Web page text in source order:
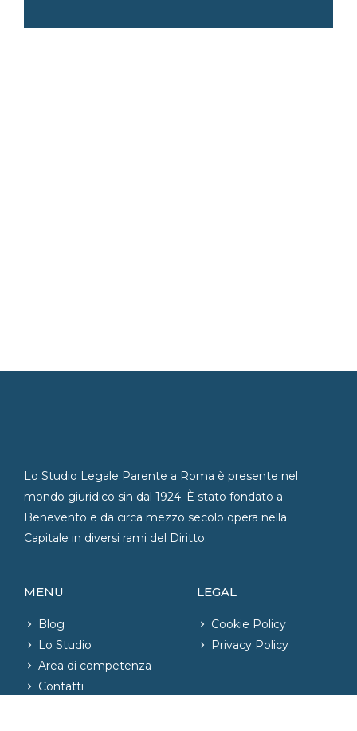
Lo Studio Legale Parente a Roma è presente nel
mondo giuridico sin dal 1924. È stato fondato a
Benevento e da circa mezzo secolo opera nella
Capitale in diversi rami del Diritto.
MENU
Blog
Lo Studio
Area di competenza
Contatti
LEGAL
Cookie Policy
Privacy Policy